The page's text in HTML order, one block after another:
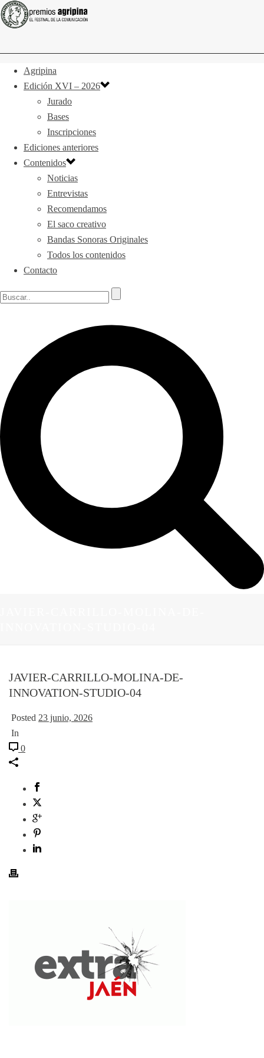
Agripina
Edición XVI – 2026
Jurado
Bases
Inscripciones
Ediciones anteriores
Contenidos
Noticias
Entrevistas
Recomendamos
El saco creativo
Bandas Sonoras Originales
Todos los contenidos
Contacto
JAVIER-CARRILLO-MOLINA-DE-
INNOVATION-STUDIO-04
Posted 23 junio, 2026
In
0